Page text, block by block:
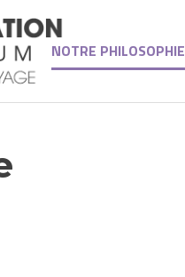
NOTRE PHILOSOPHIE